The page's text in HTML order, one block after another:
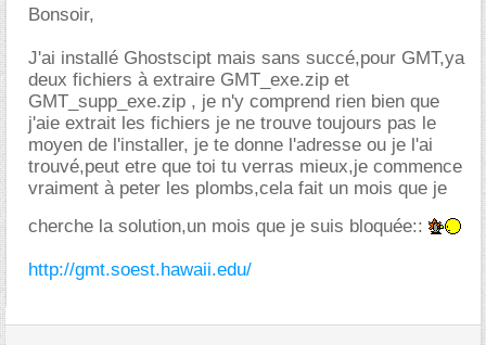
Bonsoir,
J'ai installé Ghostscipt mais sans succé,pour GMT,ya
deux fichiers à extraire GMT_exe.zip et
GMT_supp_exe.zip , je n'y comprend rien bien que
j'aie extrait les fichiers je ne trouve toujours pas le
moyen de l'installer, je te donne l'adresse ou je l'ai
trouvé,peut etre que toi tu verras mieux,je commence
vraiment à peter les plombs,cela fait un mois que je
cherche la solution,un mois que je suis bloquée::
http://gmt.soest.hawaii.edu/